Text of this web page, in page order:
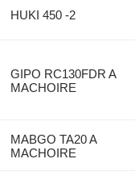
HUKI 450 -2
GIPO RC130FDR A
MACHOIRE
MABGO TA20 A
MACHOIRE